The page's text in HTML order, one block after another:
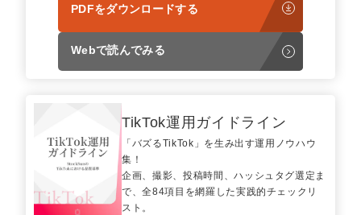
PDFをダウンロードする
Webで読んでみる
TikTok運用ガイドライン
「バズるTikTok」を生み出す運用ノウハウ
集！
企画、撮影、投稿時間、ハッシュタグ選定ま
で、全84項目を網羅した実践的チェックリ
スト。